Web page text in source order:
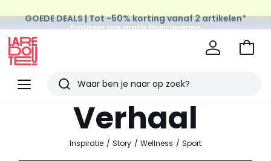
Profiteer van gratis thuis levering
op al de Mode & Home aankopen
Menu
Redoute
Zoeken
Laatst
bekeken
artikelen
Naar
Verhaal
Inspiratie Story Wellness Sport